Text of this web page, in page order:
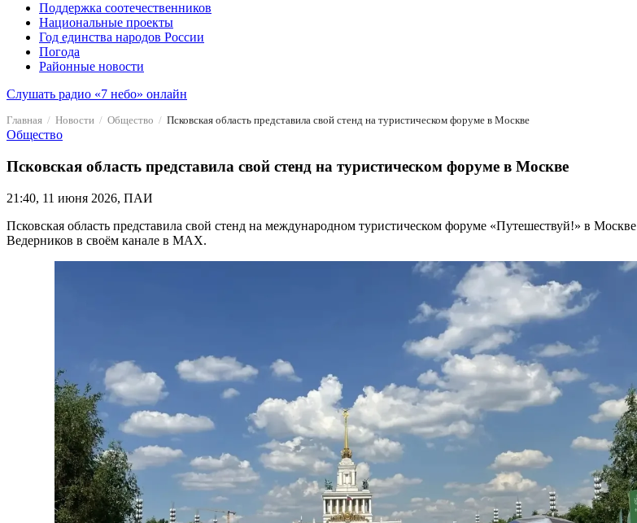
Поддержка соотечественников
Национальные проекты
Год единства народов России
Погода
Районные новости
Слушать радио «7 небо» онлайн
Главная Новости Общество Псковская область представила свой стенд на туристическом форуме в Москве
Общество
Псковская область представила свой стенд на туристическом форуме в Москве
21:40, 11 июня 2026, ПАИ
Псковская область представила свой стенд на международном туристическом форуме «Путешествуй!» в
Ведерников в своём канале в MAX.